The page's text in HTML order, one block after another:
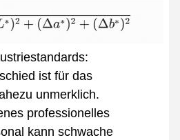
ist für das
unmerklich.
professionelles
kann schwache